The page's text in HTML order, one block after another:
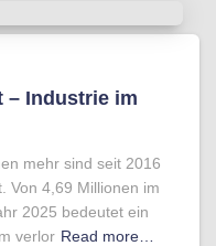
– Industrie im
mehr sind seit 2016
Von 4,69 Millionen im
2025 bedeutet ein
verlor Read more…